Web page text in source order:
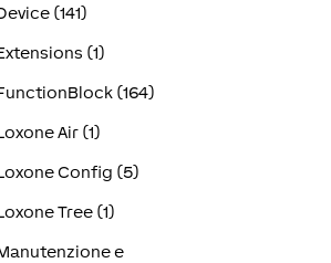
(141)
(1)
(164)
Air (1)
Config (5)
Tree (1)
e